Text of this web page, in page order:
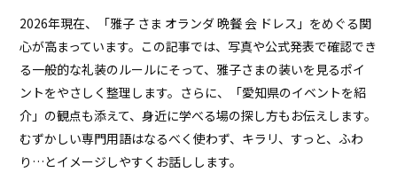
2026年現在、「雅子 さま オランダ 晩餐 会 ドレス」をめぐる関
心が高まっています。この記事では、写真や公式発表で確認でき
る一般的な礼装のルールにそって、 雅子さまの装いを見るポイ
ントをやさしく整理します。さらに、「愛知県のイベントを紹
介」の観点も添えて、身近に学べる場の探し方もお伝えします。
むずかしい専門用語はなるべく使わず、キラリ、すっと、ふわ
り…とイメージしやすくお話しします。